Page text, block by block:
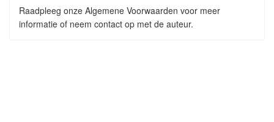
Raadpleeg onze Algemene Voorwaarden voor meer
informatie of neem contact op met de auteur.